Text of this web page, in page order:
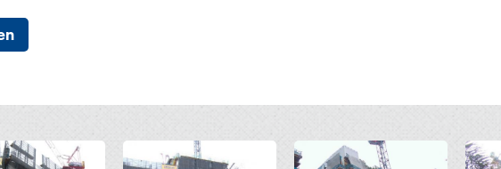
Open Open